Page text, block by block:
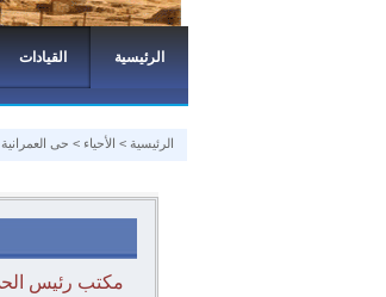
الرئيسية القيادات
الرئيسية > الأحياء > حى العمرانية
مكتب رئيس